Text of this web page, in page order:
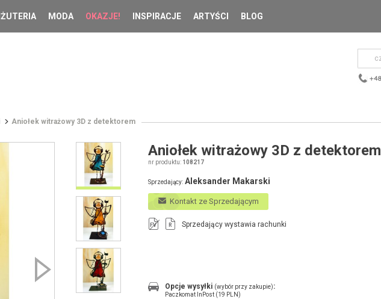
MODA OKAZJE! INSPIRACJE ARTYŚCI BLOG
Aniołek witrażowy 3D z detektorem
Aniołek witrażowy 3D z detektorem
nr produktu: 108217
Sprzedający: Aleksander Makarski
Kontakt ze Sprzedającym
FV R Sprzedający wystawia rachunki
Opcje wysyłki (wybór przy zakupie):
Paczkomat InPost (19 PLN)